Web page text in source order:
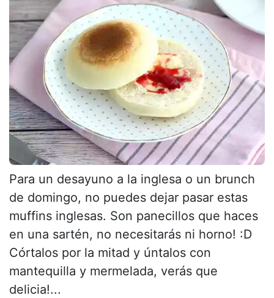
Para un desayuno a la inglesa o un brunch
de domingo, no puedes dejar pasar estas
muffins inglesas. Son panecillos que haces
en una sartén, no necesitarás ni horno! :D
Córtalos por la mitad y úntalos con
mantequilla y mermelada, verás que
delicia!...